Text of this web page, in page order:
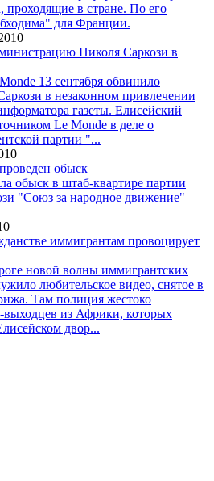
проходящие в стране. По его
для Франции.
Николя Саркози в
13 сентября обвинило
в незаконном привлечении
газеты. Елисейский
Le Monde в деле о
партии "...
обыск
обыск в штаб-квартире партии
"Союз за народное движение"
иммигрантам провоцирует
новой волны иммигрантских
любительское видео, снятое в
Там полиция жестоко
выходцев из Африки, которых
двор...